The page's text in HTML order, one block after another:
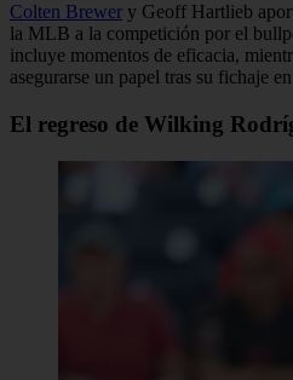
Colten Brewer y Geoff Hartlieb
la MLB a la competición por el
incluye momentos de eficacia,
asegurarse un papel tras su fichaje
El regreso de Wilking